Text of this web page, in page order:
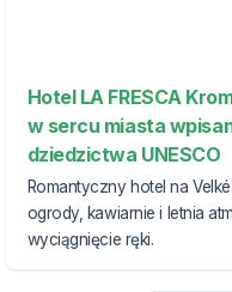
Hotel LA FRESCA
w sercu miasta
dziedzictwa UNESCO
Romantyczny hotel na
ogrody, kawiarnie i letnia
wyciągnięcie ręki.